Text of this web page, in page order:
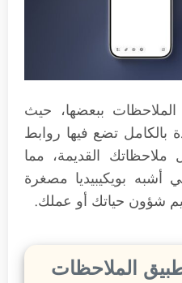
ببعضها، حيث
بالكامل تضع فيها روابط
ملاحظاتك القديمة، مما
بويكيبيديا مصغرة
شؤون حياتك أو عملك.
الملاحظات